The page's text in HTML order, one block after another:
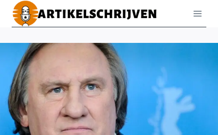
Doorgaan
naar